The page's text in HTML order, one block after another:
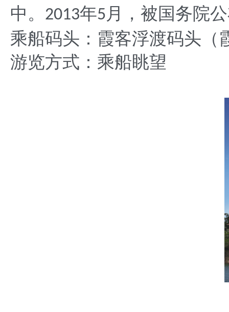
中。 2013年5 月，被国务院
乘船码头：霞客浮渡码头（
游览方式：乘船眺望